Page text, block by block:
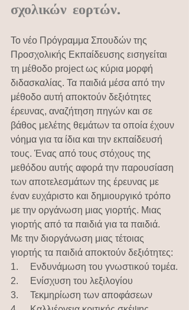
σχολικών εορτών.
Το νέο Πρόγραμμα Σπουδών της
Προσχολικής Εκπαίδευσης εισηγείται
τη μέθοδο project ως κύρια μορφή
διδασκαλίας. Τα παιδιά μέσα από την
μέθοδο αυτή αποκτούν δεξιότητες
έρευνας, αναζήτηση πηγών και σε
βάθος μελέτης θεμάτων τα οποία έχουν
νόημα για τα ίδια και την εκπαίδευσή
τους. Ένας από τους στόχους της
μεθόδου αυτής αφορά την παρουσίαση
των αποτελεσμάτων της έρευνας με
έναν ευχάριστο και δημιουργικό τρόπο
με την οργάνωση μιας γιορτής. Μιας
γιορτής από τα παιδιά για τα παιδιά.
Με την διοργάνωση μιας τέτοιας
γιορτής τα παιδιά αποκτούν δεξιότητες:
1.     Ενδυνάμωση του γνωστικού τομέα.
2.     Ενίσχυση του λεξιλογίου
3.     Τεκμηρίωση των αποφάσεων